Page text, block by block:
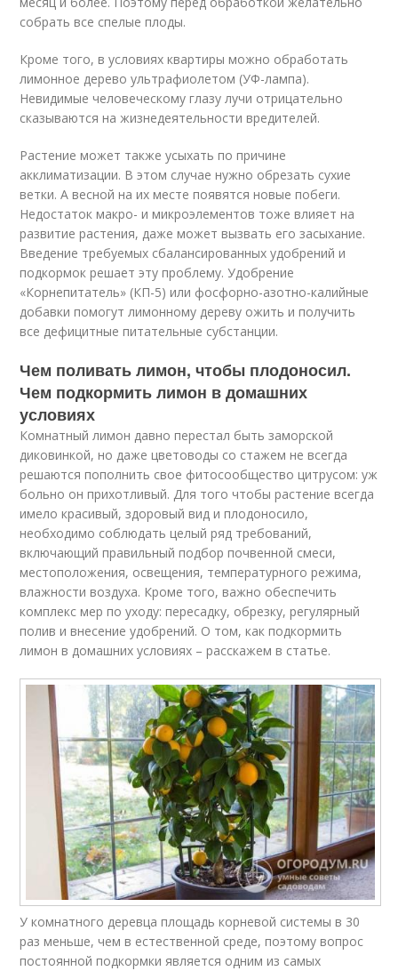
собрать все спелые плоды.
Кроме того, в условиях квартиры можно обработать
лимонное дерево ультрафиолетом (УФ-лампа).
Невидимые человеческому глазу лучи отрицательно
сказываются на жизнедеятельности вредителей.
Растение может также усыхать по причине
акклиматизации. В этом случае нужно обрезать сухие
ветки. А весной на их месте появятся новые побеги.
Недостаток макро- и микроэлементов тоже влияет на
развитие растения, даже может вызвать его засыхание.
Введение требуемых сбалансированных удобрений и
подкормок решает эту проблему. Удобрение
«Корнепитатель» (КП-5) или фосфорно-азотно-калийные
добавки помогут лимонному дереву ожить и получить
все дефицитные питательные субстанции.
Чем поливать лимон, чтобы плодоносил.
Чем подкормить лимон в домашних
условиях
Комнатный лимон давно перестал быть заморской
диковинкой, но даже цветоводы со стажем не всегда
решаются пополнить свое фитосообщество цитрусом: уж
больно он прихотливый. Для того чтобы растение всегда
имело красивый, здоровый вид и плодоносило,
необходимо соблюдать целый ряд требований,
включающий правильный подбор почвенной смеси,
местоположения, освещения, температурного режима,
влажности воздуха. Кроме того, важно обеспечить
комплекс мер по уходу: пересадку, обрезку, регулярный
полив и внесение удобрений. О том, как подкормить
лимон в домашних условиях – расскажем в статье.
У комнатного деревца площадь корневой системы в 30
раз меньше, чем в естественной среде, поэтому вопрос
постоянной подкормки является одним из самых